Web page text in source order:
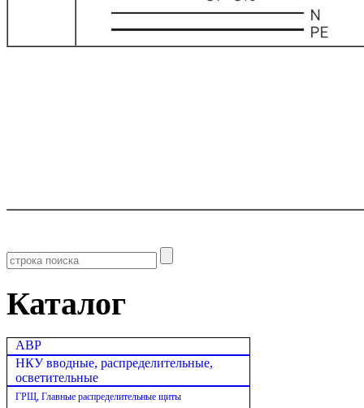
Каталог
АВР
НКУ вводные, распределительные,
осветительные
ГРЩ, Главные распределительные щиты